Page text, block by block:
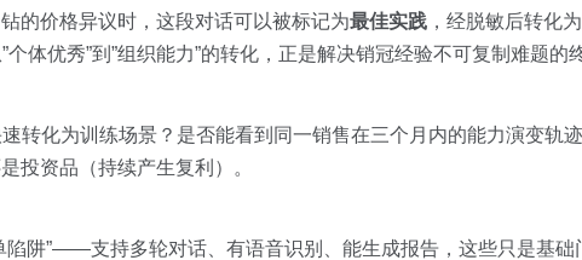
的价格异议时，这段对话可以被标记为最佳实践 ，经脱敏后转化
体优秀”到”组织能力”的转化，正是解决销冠经验不可复制难题的
转化为训练场景？是否能看到同一销售在三个月内的能力演变轨
投资品（持续产生复利）。
陷阱”——支持多轮对话、有语音识别、能生成报告，这些只是基础